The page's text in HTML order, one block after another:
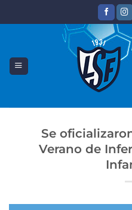
Se
Verano de